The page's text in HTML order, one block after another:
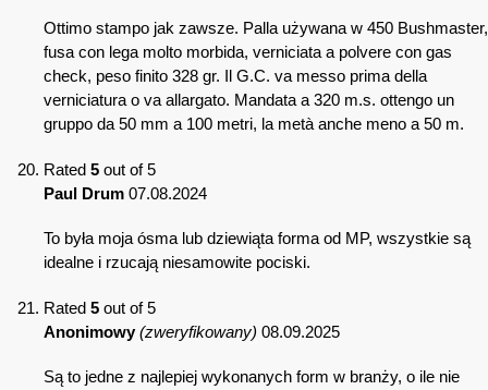
Ottimo stampo jak zawsze. Palla używana w 450 Bushmaster,
fusa con lega molto morbida, verniciata a polvere con gas
check, peso finito 328 gr. Il G.C. va messo prima della
verniciatura o va allargato. Mandata a 320 m.s. ottengo un
gruppo da 50 mm a 100 metri, la metà anche meno a 50 m.
Rated 5 out of 5
Paul Drum 07.08.2024
To była moja ósma lub dziewiąta forma od MP, wszystkie są
idealne i rzucają niesamowite pociski.
Rated 5 out of 5
Anonimowy(zweryfikowany) 08.09.2025
Są to jedne z najlepiej wykonanych form w branży, o ile nie